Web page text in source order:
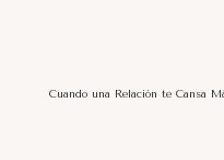
Cuando una Relación te Cansa